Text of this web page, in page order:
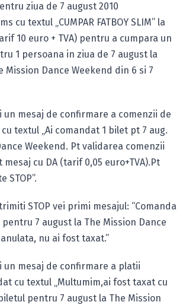
ziua de 7 august 2010
cu textul „CUMPAR FATBOY SLIM” la
10 euro + TVA) pentru a cumpara un
1 persoana in ziua de 7 august la
Mission Dance Weekend din 6 si 7
un mesaj de confirmare a comenzii de
textul „Ai comandat 1 bilet pt 7 aug.
Weekend. Pt validarea comenzii
cu DA (tarif 0,05 euro+TVA).Pt
STOP”.
STOP vei primi mesajul: “Comanda
7 august la The Mission Dance
nu ai fost taxat.”
un mesaj de confirmare a platii
cu textul „Multumim,ai fost taxat cu
biletul pentru 7 august la The Mission